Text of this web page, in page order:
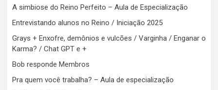
A simbiose do Reino Perfeito – Aula de Especialização
Entrevistando alunos no Reino / Iniciação 2025
Grays + Enxofre, demônios e vulcões / Varginha / Enganar o
Karma? / Chat GPT e +
Bob responde Membros
Pra quem você trabalha? – Aula de especialização